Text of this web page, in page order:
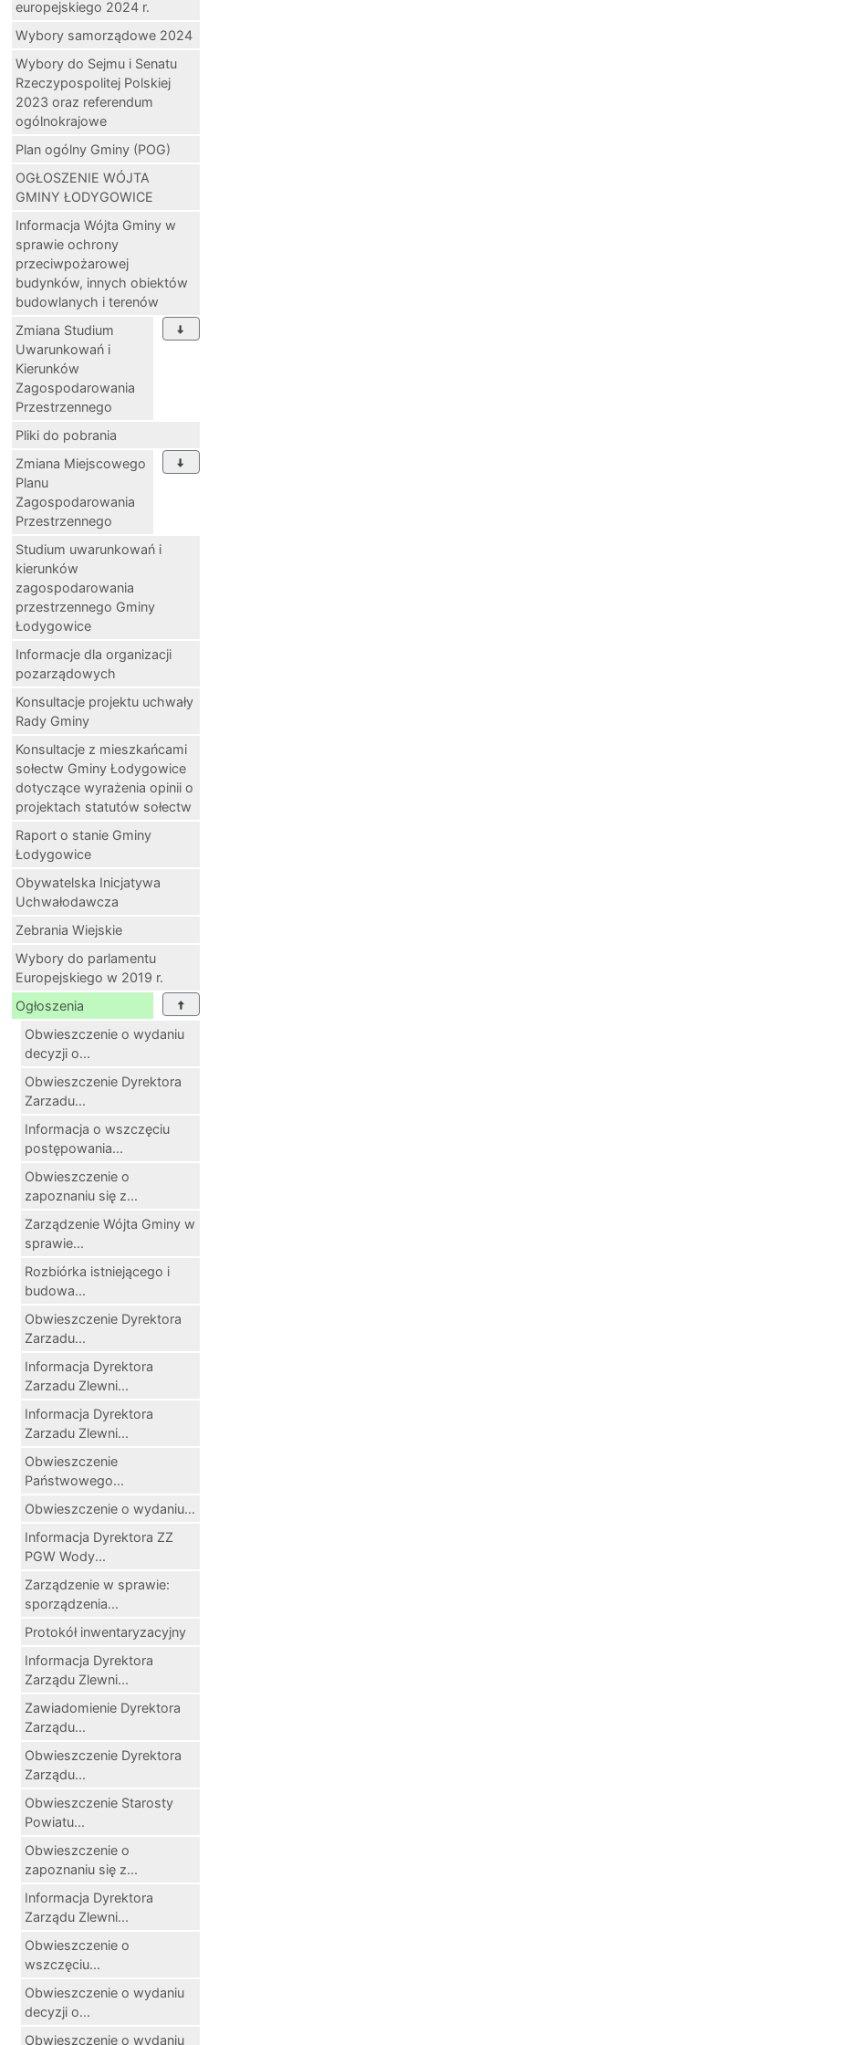
europejskiego 2024 r.
Wybory samorządowe 2024
Wybory do Sejmu i Senatu
Rzeczypospolitej Polskiej
2023 oraz referendum
ogólnokrajowe
Plan ogólny Gminy (POG)
OGŁOSZENIE WÓJTA
GMINY ŁODYGOWICE
Informacja Wójta Gminy w
sprawie ochrony
przeciwpożarowej
budynków, innych obiektów
budowlanych i terenów
Zmiana Studium
Uwarunkowań i
Kierunków
Zagospodarowania
Przestrzennego
Pliki do pobrania
Zmiana Miejscowego
Planu
Zagospodarowania
Przestrzennego
Studium uwarunkowań i
kierunków
zagospodarowania
przestrzennego Gminy
Łodygowice
Informacje dla organizacji
pozarządowych
Konsultacje projektu uchwały
Rady Gminy
Konsultacje z mieszkańcami
sołectw Gminy Łodygowice
dotyczące wyrażenia opinii o
projektach statutów sołectw
Raport o stanie Gminy
Łodygowice
Obywatelska Inicjatywa
Uchwałodawcza
Zebrania Wiejskie
Wybory do parlamentu
Europejskiego w 2019 r.
Ogłoszenia
Obwieszczenie o wydaniu
decyzji o...
Obwieszczenie Dyrektora
Zarzadu...
Informacja o wszczęciu
postępowania...
Obwieszczenie o
zapoznaniu się z...
Zarządzenie Wójta Gminy w
sprawie...
Rozbiórka istniejącego i
budowa...
Obwieszczenie Dyrektora
Zarzadu...
Informacja Dyrektora
Zarzadu Zlewni...
Informacja Dyrektora
Zarzadu Zlewni...
Obwieszczenie
Państwowego...
Obwieszczenie o wydaniu...
Informacja Dyrektora ZZ
PGW Wody...
Zarządzenie w sprawie:
sporządzenia...
Protokół inwentaryzacyjny
Informacja Dyrektora
Zarządu Zlewni...
Zawiadomienie Dyrektora
Zarządu...
Obwieszczenie Dyrektora
Zarządu...
Obwieszczenie Starosty
Powiatu...
Obwieszczenie o
zapoznaniu się z...
Informacja Dyrektora
Zarządu Zlewni...
Obwieszczenie o
wszczęciu...
Obwieszczenie o wydaniu
decyzji o...
Obwieszczenie o wydaniu